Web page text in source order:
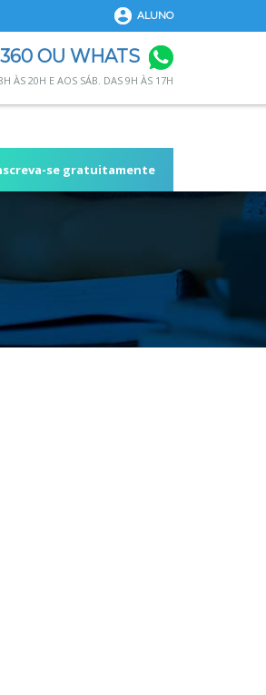
ALUNO
OU WHATS
ÀS 20H E AOS SÁB. DAS 9H ÀS 17H
se gratuitamente